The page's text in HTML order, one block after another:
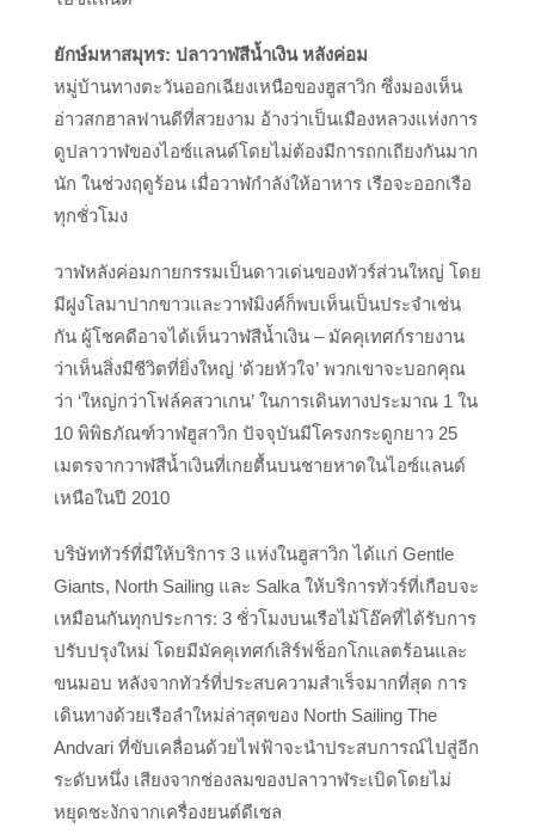
ยักษ์มหาสมุทร: ปลาวาฬสีน้ำเงิน หลังค่อม
หมู่บ้านทางตะวันออกเฉียงเหนือของฮูสาวิก ซึ่งมองเห็น
อ่าวสกฮาลฟานดีที่สวยงาม อ้างว่าเป็นเมืองหลวงแห่งการ
ดูปลาวาฬของไอซ์แลนด์โดยไม่ต้องมีการถกเถียงกันมาก
นัก ในช่วงฤดูร้อน เมื่อวาฬกำลังให้อาหาร เรือจะออกเรือ
ทุกชั่วโมง
วาฬหลังค่อมกายกรรมเป็นดาวเด่นของทัวร์ส่วนใหญ่ โดย
มีฝูงโลมาปากขาวและวาฬมิงค์ก็พบเห็นเป็นประจำเช่น
กัน ผู้โชคดีอาจได้เห็นวาฬสีน้ำเงิน – มัคคุเทศก์รายงาน
ว่าเห็นสิ่งมีชีวิตที่ยิ่งใหญ่ ‘ด้วยหัวใจ’ พวกเขาจะบอกคุณ
ว่า ‘ใหญ่กว่าโฟล์คสวาเกน’ ในการเดินทางประมาณ 1 ใน
10 พิพิธภัณฑ์วาฬฮูสาวิก ปัจจุบันมีโครงกระดูกยาว 25
เมตรจากวาฬสีน้ำเงินที่เกยตื้นบนชายหาดในไอซ์แลนด์
เหนือในปี 2010
บริษัททัวร์ที่มีให้บริการ 3 แห่งในฮูสาวิก ได้แก่ Gentle
Giants, North Sailing และ Salka ให้บริการทัวร์ที่เกือบจะ
เหมือนกันทุกประการ: 3 ชั่วโมงบนเรือไม้โอ๊คที่ได้รับการ
ปรับปรุงใหม่ โดยมีมัคคุเทศก์เสิร์ฟช็อกโกแลตร้อนและ
ขนมอบ หลังจากทัวร์ที่ประสบความสำเร็จมากที่สุด การ
เดินทางด้วยเรือลำใหม่ล่าสุดของ North Sailing The
Andvari ที่ขับเคลื่อนด้วยไฟฟ้าจะนำประสบการณ์ไปสู่อีก
ระดับหนึ่ง เสียงจากช่องลมของปลาวาฬระเบิดโดยไม่
หยุดชะงักจากเครื่องยนต์ดีเซล